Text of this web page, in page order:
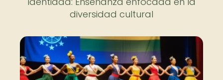
diversidad cultural